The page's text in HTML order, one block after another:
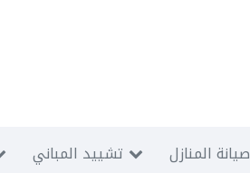
تشييد المباني صيانة المنازل